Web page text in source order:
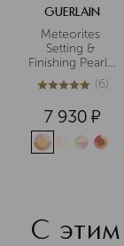
GUERLAIN
Meteorites
Setting &
Finishing Pearls
of Powder
Пудра для лица
5из 56 (6)
7 930 ¤
С этим